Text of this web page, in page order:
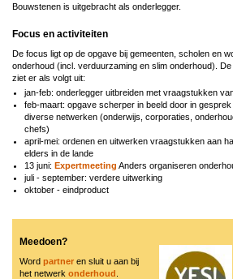
Bouwstenen is uitgebracht als onderlegger.
Focus en activiteiten
De focus ligt op de opgave bij gemeenten, scholen en
onderhoud (incl. verduurzaming en slim onderhoud).
ziet er als volgt uit:
jan-feb: onderlegger uitbreiden met vraagstukken
feb-maart: opgave scherper in beeld door in
diverse netwerken (onderwijs, corporaties,
chefs)
april-mei: ordenen en uitwerken vraagstukken aan
elders in de lande
13 juni: Expertmeeting Anders organiseren
juli - september: verdere uitwerking
oktober - eindproduct
Meedoen?
Word partner en sluit u aan bij
het netwerk onderhoud